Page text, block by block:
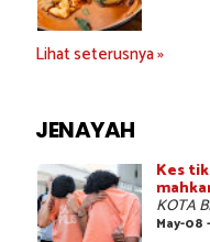
Lihat seterusnya »
JENAYAH
Kes
KOTA
May-08